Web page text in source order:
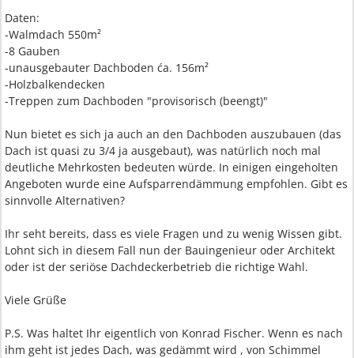
Daten:
-Walmdach 550m²
-8 Gauben
-unausgebauter Dachboden ća. 156m²
-Holzbalkendecken
-Treppen zum Dachboden "provisorisch (beengt)"
Nun bietet es sich ja auch an den Dachboden auszubauen (das
Dach ist quasi zu 3/4 ja ausgebaut), was natürlich noch mal
deutliche Mehrkosten bedeuten würde. In einigen eingeholten
Angeboten wurde eine Aufsparrendämmung empfohlen. Gibt es
sinnvolle Alternativen?
Ihr seht bereits, dass es viele Fragen und zu wenig Wissen gibt.
Lohnt sich in diesem Fall nun der Bauingenieur oder Architekt
oder ist der seriöse Dachdeckerbetrieb die richtige Wahl.
Viele Grüße
P.S. Was haltet Ihr eigentlich von Konrad Fischer. Wenn es nach
ihm geht ist jedes Dach, was gedämmt wird , von Schimmel